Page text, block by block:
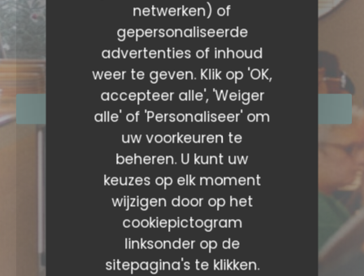
netwerken) of
gepersonaliseerde
advertenties of inhoud
weer te geven. Klik op 'OK,
accepteer alle', 'Weiger
alle' of 'Personaliseer' om
uw voorkeuren te
beheren. U kunt uw
keuzes op elk moment
wijzigen door op het
cookiepictogram
linksonder op de
sitepagina's te klikken.
AMORE HOSSEGOR
TRATTORIA|SOORTS-HOSSEGOR
RESERVEER EEN TAFEL